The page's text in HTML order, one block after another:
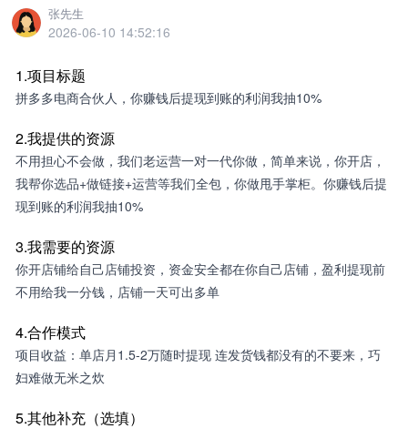
张先生
2026-06-10 14:52:16
1.项目标题
拼多多电商合伙人，你赚钱后提现到账的利润我抽10%
2.我提供的资源
不用担心不会做，我们老运营一对一代你做，简单来说，你开店，
我帮你选品+做链接+运营等我们全包，你做甩手掌柜。你赚钱后提
现到账的利润我抽10%
3.我需要的资源
你开店铺给自己店铺投资，资金安全都在你自己店铺，盈利提现前
不用给我一分钱，店铺一天可出多单
4.合作模式
项目收益：单店月1.5-2万随时提现 连发货钱都没有的不要来，巧
妇难做无米之炊
5.其他补充（选填）